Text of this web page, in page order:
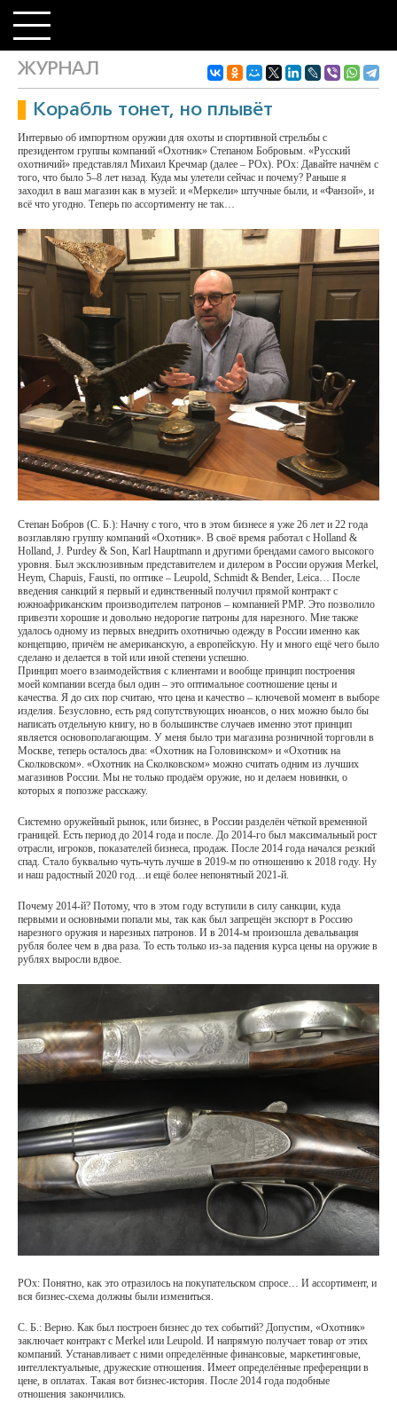
ЖУРНАЛ
Корабль тонет, но плывёт
Интервью об импортном оружии для охоты и спортивной стрельбы с
президентом группы компаний «Охотник» Степаном Бобровым. «Русский
охотничий» представлял Михаил Кречмар (далее – РОх). РОх: Давайте начнём с
того, что было 5–8 лет назад. Куда мы улетели сейчас и почему? Раньше я
заходил в ваш магазин как в музей: и «Меркели» штучные были, и «Фанзой», и
всё что угодно. Теперь по ассортименту не так…
Степан Бобров (С. Б.): Начну с того, что в этом бизнесе я уже 26 лет и 22 года
возглавляю группу компаний «Охотник». В своё время работал с Holland &
Holland, J. Purdey & Son, Karl Hauptmann и другими брендами самого высокого
уровня. Был эксклюзивным представителем и дилером в России оружия Merkel,
Heym, Chapuis, Fausti, по оптике – Leupold, Schmidt & Bender, Leica… После
введения санкций я первый и единственный получил прямой контракт с
южноафриканским производителем патронов – компанией PMP. Это позволило
привезти хорошие и довольно недорогие патроны для нарезного. Мне также
удалось одному из первых внедрить охотничью одежду в России именно как
концепцию, причём не американскую, а европейскую. Ну и много ещё чего было
сделано и делается в той или иной степени успешно.
Принцип моего взаимодействия с клиентами и вообще принцип построения
моей компании всегда был один – это оптимальное соотношение цены и
качества. Я до сих пор считаю, что цена и качество – ключевой момент в выборе
изделия. Безусловно, есть ряд сопутствующих нюансов, о них можно было бы
написать отдельную книгу, но в большинстве случаев именно этот принцип
является основополагающим. У меня было три магазина розничной торговли в
Москве, теперь осталось два: «Охотник на Головинском» и «Охотник на
Сколковском». «Охотник на Сколковском» можно считать одним из лучших
магазинов России. Мы не только продаём оружие, но и делаем новинки, о
которых я попозже расскажу.
Системно оружейный рынок, или бизнес, в России разделён чёткой временной
границей. Есть период до 2014 года и после. До 2014-го был максимальный рост
отрасли, игроков, показателей бизнеса, продаж. После 2014 года начался резкий
спад. Стало буквально чуть-чуть лучше в 2019-м по отношению к 2018 году. Ну
и наш радостный 2020 год…и ещё более непонятный 2021-й.
Почему 2014-й? Потому, что в этом году вступили в силу санкции, куда
первыми и основными попали мы, так как был запрещён экспорт в Россию
нарезного оружия и нарезных патронов. И в 2014-м произошла девальвация
рубля более чем в два раза. То есть только из-за падения курса цены на оружие в
рублях выросли вдвое.
РОх: Понятно, как это отразилось на покупательском спросе… И ассортимент, и
вся бизнес-схема должны были измениться.
С. Б.: Верно. Как был построен бизнес до тех событий? Допустим, «Охотник»
заключает контракт с Merkel или Leupold. И напрямую получает товар от этих
компаний. Устанавливает с ними определённые финансовые, маркетинговые,
интеллектуальные, дружеские отношения. Имеет определённые преференции в
цене, в оплатах. Такая вот бизнес-история. После 2014 года подобные
отношения закончились.